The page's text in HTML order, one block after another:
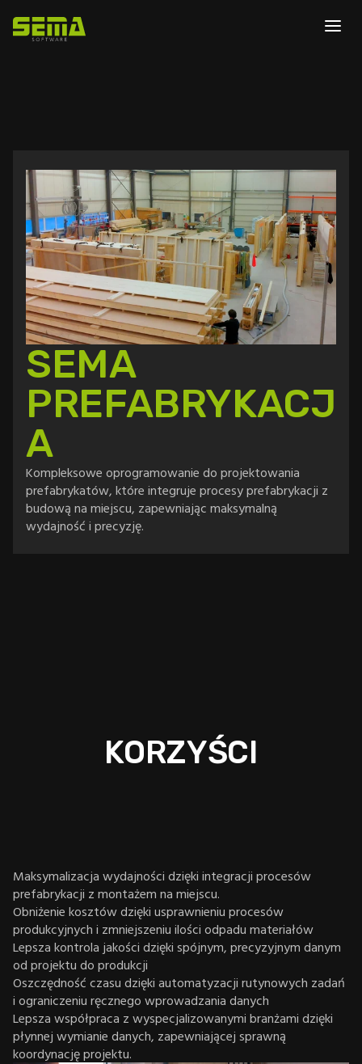
SEMA
PREFABRYKACJ
A
Kompleksowe oprogramowanie do projektowania
prefabrykatów, które integruje procesy prefabrykacji z
budową na miejscu, zapewniając maksymalną
wydajność i precyzję.
KORZYŚCI
Maksymalizacja wydajności dzięki integracji procesów
prefabrykacji z montażem na miejscu.
Obniżenie kosztów dzięki usprawnieniu procesów
produkcyjnych i zmniejszeniu ilości odpadu materiałów
Lepsza kontrola jakości dzięki spójnym, precyzyjnym danym
od projektu do produkcji
Oszczędność czasu dzięki automatyzacji rutynowych zadań
i ograniczeniu ręcznego wprowadzania danych
Lepsza współpraca z wyspecjalizowanymi branżami dzięki
płynnej wymianie danych, zapewniającej sprawną
koordynację projektu.